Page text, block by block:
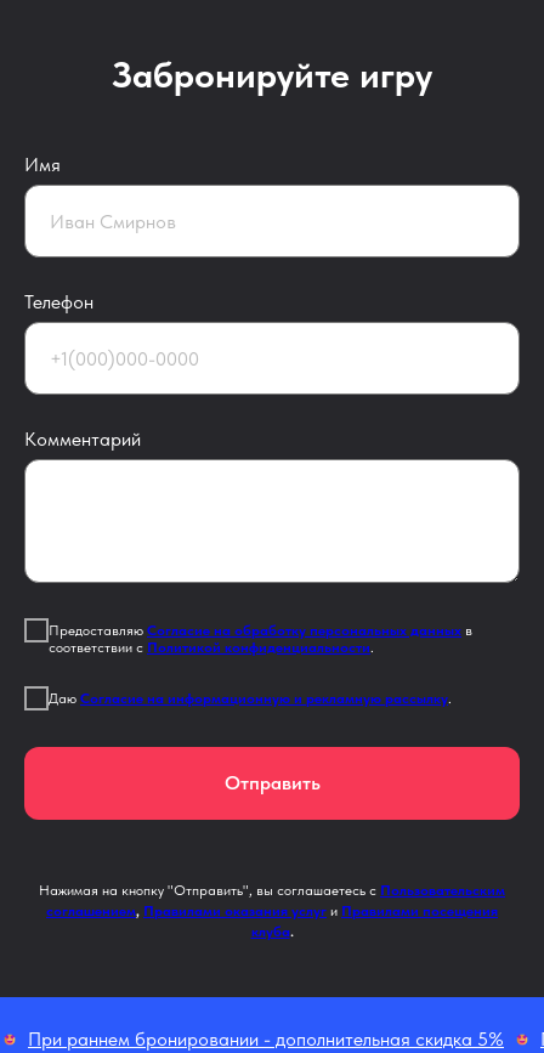
Забронируйте игру
Имя
Телефон
Комментарий
Предоставляю Согласие на обработку персональных данных в
соответствии с Политикой конфиденциальности.
Даю Согласие на информационную и рекламную рассылку
Отправить
Нажимая на кнопку "Отправить", вы соглашаетесь с Пользовательским
соглашением, Правилами оказания услуг и Правилами посещения
клуба.
При раннем бронировании - дополнительная скидка 5%